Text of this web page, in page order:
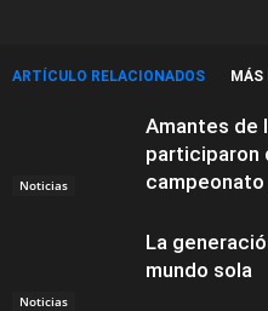
ARTÍCULO RELACIONADOS MÁS
Noticias
Amantes de
participaron
campeonato
Noticias
La
mundo sola